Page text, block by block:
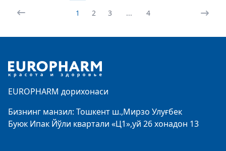
1 2 3 ... 4
EUROPHARM дорихонаси
Бизнинг манзил: Тошкент ш.,Мирзо Улуғбек
Буюк Ипак Йўли квартали «Ц1»,уй 26 хонадон 13